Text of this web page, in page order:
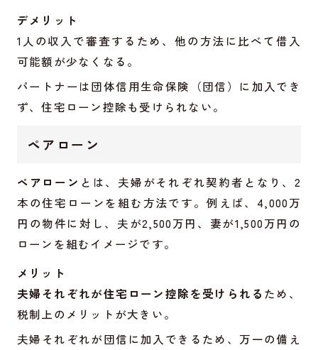
デメリット
1人の収入で審査するため、他の方法に比べて借入
可能額が少なくなる。
パートナーは団体信用生命保険（団信）に加入でき
ず、住宅ローン控除も受けられない。
ペアローン
ペアローン とは、夫婦がそれぞれ契約者となり、2
本の住宅ローンを組む方法です。例えば、4,000万
円の物件に対し、夫が2,500万円、妻が1,500万円の
ローンを組むイメージです。
メリット
夫婦それぞれが住宅ローン控除を受けられる ため、
税制上のメリットが大きい。
夫婦それぞれが団信に加入できるため、万一の備え